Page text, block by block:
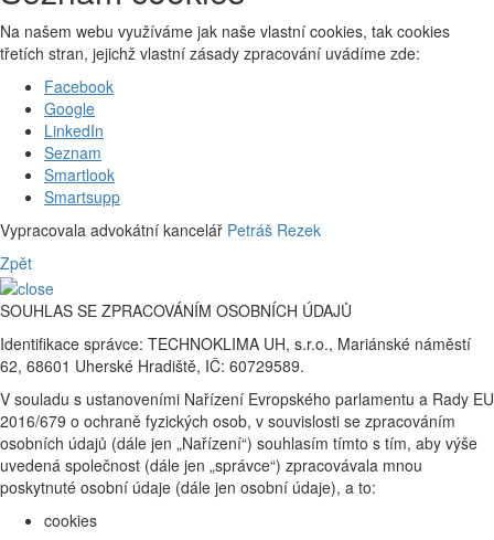
Na našem webu využíváme jak naše vlastní cookies, tak cookies
třetích stran, jejichž vlastní zásady zpracování uvádíme zde:
Facebook
Google
LinkedIn
Seznam
Smartlook
Smartsupp
Vypracovala advokátní kancelář Petráš Rezek
Zpět
SOUHLAS SE ZPRACOVÁNÍM OSOBNÍCH ÚDAJŮ
Identifikace správce: TECHNOKLIMA UH, s.r.o., Mariánské náměstí
62, 68601 Uherské Hradiště, IČ: 60729589.
V souladu s ustanoveními Nařízení Evropského parlamentu a Rady EU
2016/679 o ochraně fyzických osob, v souvislosti se zpracováním
osobních údajů (dále jen „Nařízení“) souhlasím tímto s tím, aby výše
uvedená společnost (dále jen „správce“) zpracovávala mnou
poskytnuté osobní údaje (dále jen osobní údaje), a to:
cookies